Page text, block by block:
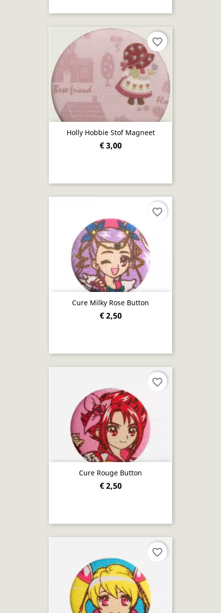
Holly Hobbie Stof Magneet
€ 3,00
favorite_border
Cure Milky Rose Button
€ 2,50
favorite_border
Cure Rouge Button
€ 2,50
favorite_border
favorite_border